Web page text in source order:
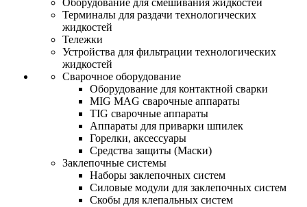
Оборудование для смешивания жидкостей
Терминалы для раздачи технологических
жидкостей
Тележки
Устройства для фильтрации технологических
жидкостей
Сварочное оборудование
Оборудование для контактной сварки
MIG MAG сварочные аппараты
TIG сварочные аппараты
Аппараты для приварки шпилек
Горелки, аксессуары
Средства защиты (Маски)
Заклепочные системы
Наборы заклепочных систем
Силовые модули для заклепочных систем
Скобы для клепальных систем